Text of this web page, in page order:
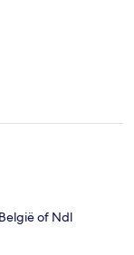
of Ndl